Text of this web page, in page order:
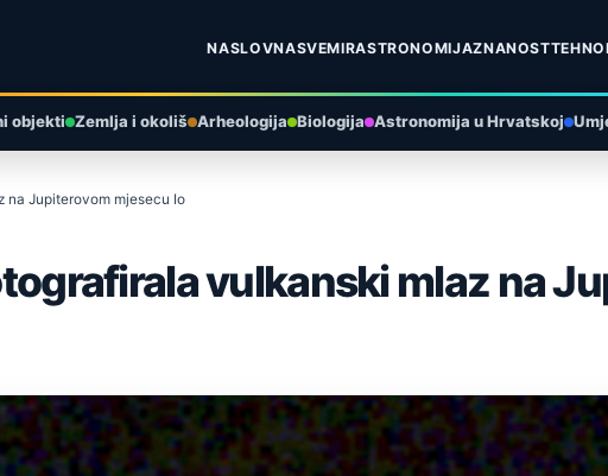
NASLOVNASVEMIRASTRONOMIJAZNANOST
objekti Zemlja i okoliš Arheologija Biologija Astronomija u Hrvatskoj
na Jupiterovom mjesecu Io
vulkanski mlaz na